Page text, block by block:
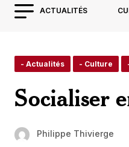
ACTUALITÉS
- Actualités - Culture
Socialiser
Philippe Thivierge